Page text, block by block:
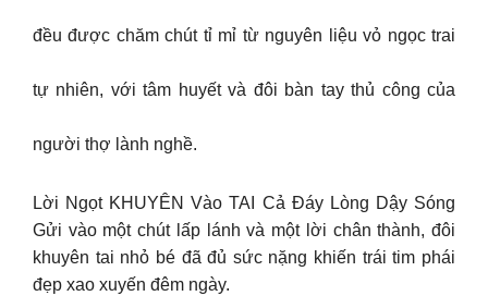
đều được chăm chút tỉ mỉ từ nguyên liệu vỏ ngọc trai
tự nhiên, với tâm huyết và đôi bàn tay thủ công của
người thợ lành nghề.
Lời Ngọt KHUYÊN Vào TAI Cả Đáy Lòng Dậy Sóng
Gửi vào một chút lấp lánh và một lời chân thành, đôi
khuyên tai nhỏ bé đã đủ sức nặng khiến trái tim phái
đẹp xao xuyến đêm ngày.